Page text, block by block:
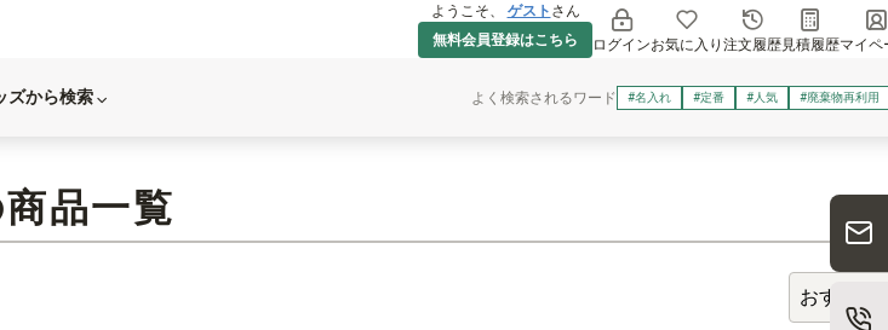
ようこそ、 ゲスト さん
無料会員登録はこちら
ログインお気に入り 注文履歴見積履歴マイペ
ズから検索 よく検索されるワード #名入れ #定番 #人気 #廃棄物再利用
品一覧 1〜50